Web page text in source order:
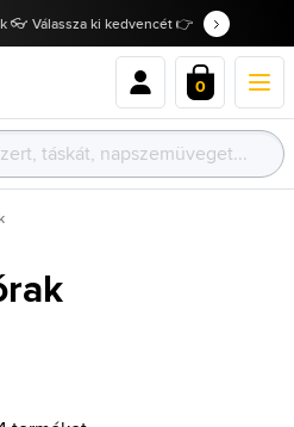
👓 Válassza ki kedvencét 👉
0